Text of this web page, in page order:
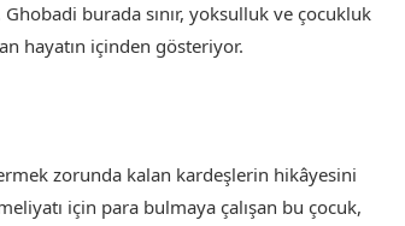
burada sınır, yoksulluk ve çocukluk
hayatın içinden gösteriyor.
zorunda kalan kardeşlerin hikâyesini
için para bulmaya çalışan bu çocuk,